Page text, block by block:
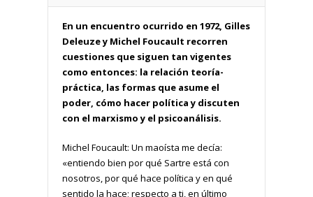
En un encuentro ocurrido en 1972, Gilles
Deleuze y Michel Foucault recorren
cuestiones que siguen tan vigentes
como entonces: la relación teoría-
práctica, las formas que asume el
poder, cómo hacer política y discuten
con el marxismo y el psicoanálisis.
Michel Foucault: Un maoísta me decía:
«entiendo bien por qué Sartre está con
nosotros, por qué hace política y en qué
sentido la hace; respecto a ti, en último